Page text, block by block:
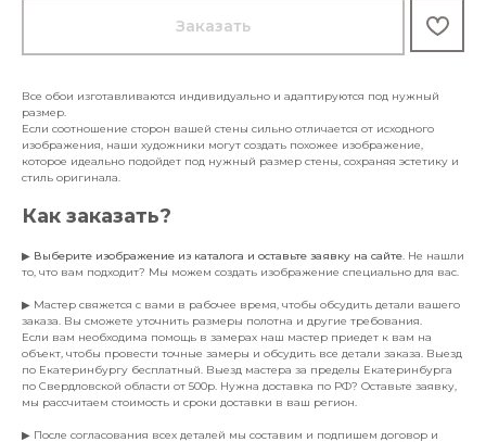
Заказать
Все обои изготавливаются индивидуально и адаптируются под нужный
размер.
Если соотношение сторон вашей стены сильно отличается от исходного
изображения, наши художники могут создать похожее изображение,
которое идеально подойдет под нужный размер стены, сохраняя эстетику и
стиль оригинала.
Как заказать?
▶ Выберите изображение из каталога и оставьте заявку на сайте. Не нашли
то, что вам подходит? Мы можем создать изображение специально для вас.
▶ Мастер свяжется с вами в рабочее время, чтобы обсудить детали вашего
заказа. Вы сможете уточнить размеры полотна и другие требования.
Если вам необходима помощь в замерах наш мастер приедет к вам на
объект, чтобы провести точные замеры и обсудить все детали заказа. Выезд
по Екатеринбургу бесплатный. Выезд мастера за пределы Екатеринбурга
по Свердловской области от 500р. Нужна доставка по РФ? Оставьте заявку,
мы рассчитаем стоимость и сроки доставки в ваш регион.
▶ После согласования всех деталей мы составим и подпишем договор и